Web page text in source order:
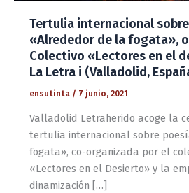
Tertulia internacional
«Alrededor de la fogata»,
Colectivo «Lectores en el
La Letra i (Valladolid,
ensutinta / 7 junio, 2021
Valladolid Letraherido acoge la
tertulia internacional sobre
fogata», co-organizada por el
«Lectores en el Desierto» y la
dinamización […]